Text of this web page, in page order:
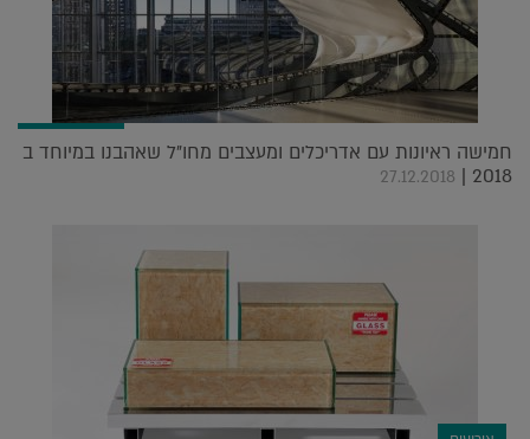
חמישה ראיונות עם אדריכלים ומעצבים מחו"ל שאהבנו במיוחד ב
2018 |
27.12.2018